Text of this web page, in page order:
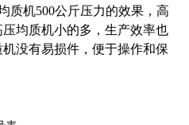
质机500公斤压力的效果，高
均质机小的多，生产效率也
没有易损件，便于操作和保